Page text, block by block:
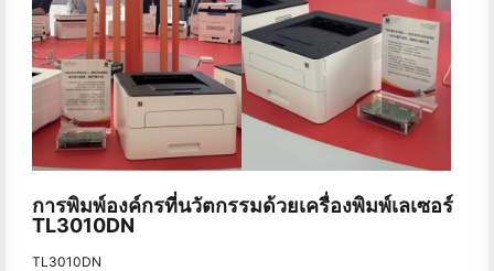
การพิมพ์องค์กรที่นวัตกรรมด้วยเครื่องพิมพ์เลเซอร์
TL3010DN
TL3010DN